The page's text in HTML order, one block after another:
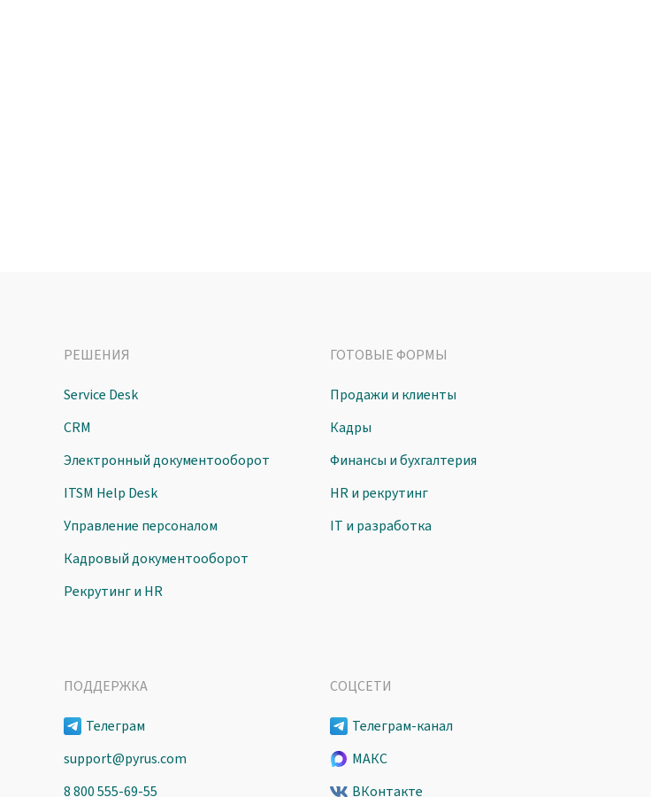
РЕШЕНИЯ
Service Desk
CRM
Электронный документооборот
ITSM Help Desk
Управление персоналом
Кадровый документооборот
Рекрутинг и HR
ГОТОВЫЕ ФОРМЫ
Продажи и клиенты
Кадры
Финансы и бухгалтерия
HR и рекрутинг
IT и разработка
ПОДДЕРЖКА
Телеграм
support@pyrus.com
8 800 555-69-55
СОЦСЕТИ
Телеграм-канал
МАКС
ВКонтакте